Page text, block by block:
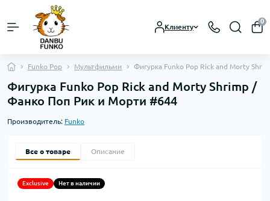
Клиенту
0
Funko Pop Мультфильми Фигурка Funko Pop Rick and Morty
Фигурка Funko Pop Rick and Morty Shrimp /
Фанко Поп Рик и Морти #644
Производитель: Funko
Все о товаре Описание
Exclusive Нет в наличии